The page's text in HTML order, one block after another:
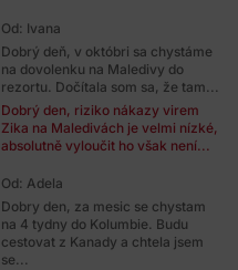
Od: Ivana
Dobrý deň, v októbri sa chystáme
na dovolenku na Maledivy do
rezortu. Dočítala som sa, že tam...
Dobrý den, riziko nákazy virem
Zika na Maledivách je velmi nízké,
absolutně vyloučit ho však není...
Od: Adela
Dobry den, za mesic se chystam
na 4 tydny do Kolumbie. Budu
cestovat z Kanady a chtela jsem
se...